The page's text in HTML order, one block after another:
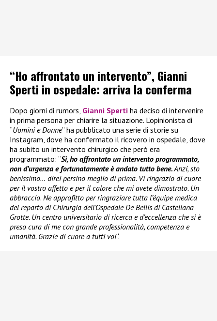
“Ho affrontato un intervento”, Gianni
Sperti in ospedale: arriva la conferma
Dopo giorni di rumors, Gianni Sperti ha deciso di intervenire
in prima persona per chiarire la situazione. L’opinionista di
“Uomini e Donne” ha pubblicato una serie di storie su
Instagram, dove ha confermato il ricovero in ospedale, dove
ha subito un intervento chirurgico che però era
programmato: “Sì, ho affrontato un intervento programmato,
non d’urgenza e fortunatamente è andato tutto bene.Anzi, sto
benissimo… direi persino meglio di prima. Vi ringrazio di cuore
per il vostro affetto e per il calore che mi avete dimostrato. Un
abbraccio. Ne approfitto per ringraziare tutta l’équipe medica
del reparto di Chirurgia dell’Ospedale De Bellis di Castellana
Grotte. Un centro universitario di ricerca e d’eccellenza che si è
preso cura di me con grande professionalità, competenza e
umanità. Grazie di cuore a tutti voi“.